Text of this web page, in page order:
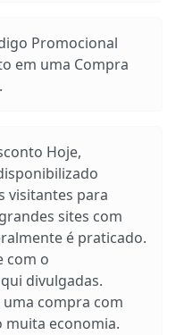
Promocional
em uma Compra
Hoje,
visitantes para
sites com
é praticado.
com o
divulgadas.
compra com
muita economia.